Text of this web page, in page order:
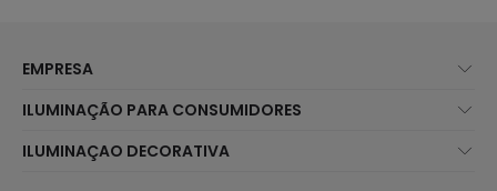
EMPRESA
Atendimento ao Cliente
Métodos de Envio
ILUMINAÇÃO PARA CONSUMIDORES
Marcas
ILUMINAÇAO DECORATIVA